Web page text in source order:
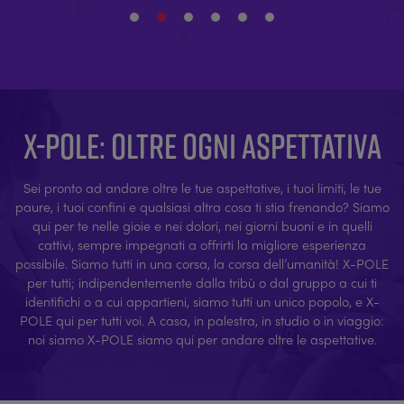
X-POLE: OLTRE OGNI ASPETTATIVA
Sei pronto ad andare oltre le tue aspettative, i tuoi limiti, le tue
paure, i tuoi confini e qualsiasi altra cosa ti stia frenando? Siamo
qui per te nelle gioie e nei dolori, nei giorni buoni e in quelli
cattivi, sempre impegnati a offrirti la migliore esperienza
possibile. Siamo tutti in una corsa, la corsa dell’umanità! X-POLE
per tutti; indipendentemente dalla tribù o dal gruppo a cui ti
identifichi o a cui appartieni, siamo tutti un unico popolo, e X-
POLE qui per tutti voi. A casa, in palestra, in studio o in viaggio:
noi siamo X-POLE siamo qui per andare oltre le aspettative.